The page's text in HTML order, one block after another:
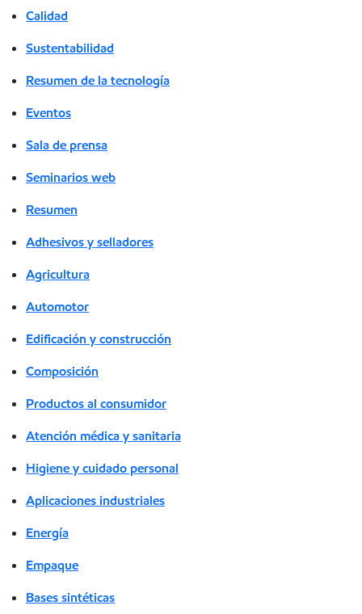
Calidad
Sustentabilidad
Resumen de la tecnología
Eventos
Sala de prensa
Seminarios web
Resumen
Adhesivos y selladores
Agricultura
Automotor
Edificación y construcción
Composición
Productos al consumidor
Atención médica y sanitaria
Higiene y cuidado personal
Aplicaciones industriales
Energía
Empaque
Bases sintéticas